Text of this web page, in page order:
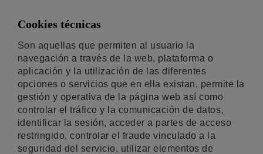
Cookies técnicas
Son aquellas que permiten al usuario la
navegación a través de la web, plataforma o
aplicación y la utilización de las diferentes
opciones o servicios que en ella existan, permite la
gestión y operativa de la página web así como
controlar el tráfico y la comunicación de datos,
identificar la sesión, acceder a partes de acceso
restringido, controlar el fraude vinculado a la
seguridad del servicio, utilizar elementos de